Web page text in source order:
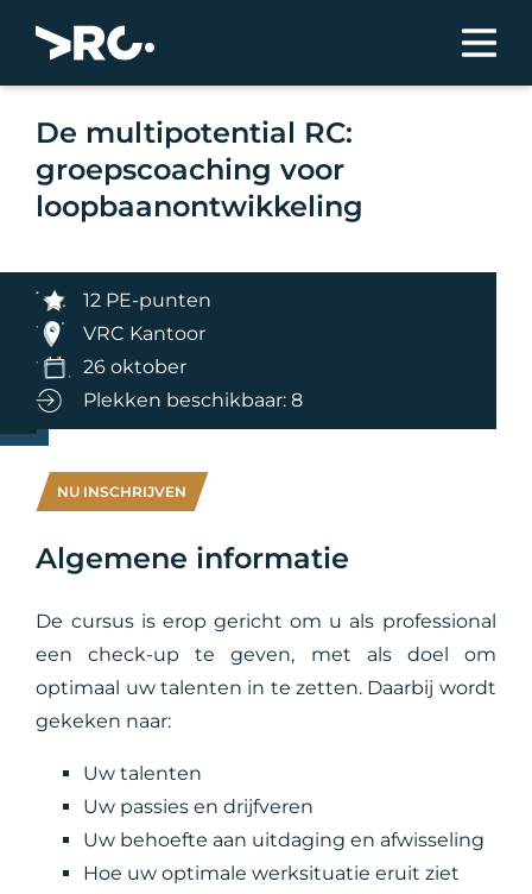
De multipotential RC:
groepscoaching voor
loopbaanontwikkeling
12 PE-punten
VRC Kantoor
26 oktober
Plekken beschikbaar: 8
NU INSCHRIJVEN
Algemene informatie
De cursus is erop gericht om u als professional
een check-up te geven, met als doel om
optimaal uw talenten in te zetten. Daarbij wordt
gekeken naar:
Uw talenten
Uw passies en drijfveren
Uw behoefte aan uitdaging en afwisseling
Hoe uw optimale werksituatie eruit ziet